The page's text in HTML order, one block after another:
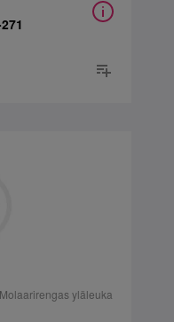
yläleuka